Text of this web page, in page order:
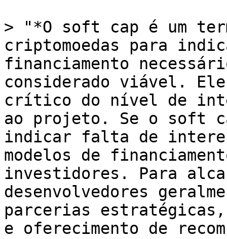
> "*O soft cap é um
criptomoedas para
financiamento
considerado viável.
crítico do nível de
ao projeto. Se o soft
indicar falta de
modelos de
investidores. Para
desenvolvedores
parcerias estratégicas,
e oferecimento de